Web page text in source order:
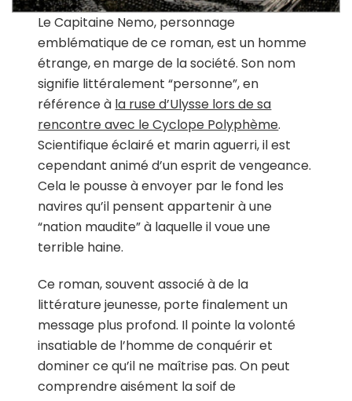
Le Capitaine Nemo, personnage
emblématique de ce roman, est un homme
étrange, en marge de la société. Son nom
signifie littéralement “personne”, en
référence à la ruse d’Ulysse lors de sa
rencontre avec le Cyclope Polyphème.
Scientifique éclairé et marin aguerri, il est
cependant animé d’un esprit de vengeance.
Cela le pousse à envoyer par le fond les
navires qu’il pensent appartenir à une
“nation maudite” à laquelle il voue une
terrible haine.
Ce roman, souvent associé à de la
littérature jeunesse, porte finalement un
message plus profond. Il pointe la volonté
insatiable de l’homme de conquérir et
dominer ce qu’il ne maîtrise pas. On peut
comprendre aisément la soif de